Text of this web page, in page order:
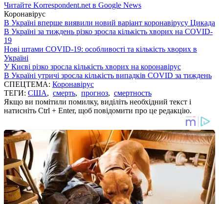
Читайте Korrespondent.net в Google News
Коронавірус
В Україні вперше виявили новий варіант коронавірусу Цикада
В Україні за тиждень різко зросла кількість хворих на COVID-
19
Нові штами COVID-19: особливості та кількість хворих в
Україні
У Києві різко зросла кількість хворих на коронавірус
В Україні утричі зросла кількість випадків COVID за тиждень
СПЕЦТЕМА: Коронавірус
ТЕГИ: США, смерть, прогноз, смертность
Якщо ви помітили помилку, виділіть необхідний текст і
натисніть Ctrl + Enter, щоб повідомити про це редакцію.